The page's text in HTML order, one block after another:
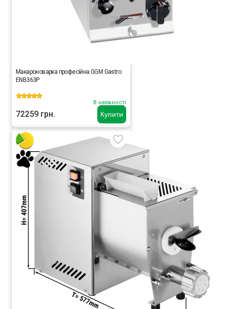
Купити
Макароноварка професійна GGM Gastro
ENB363P
В наявності
72259 грн.